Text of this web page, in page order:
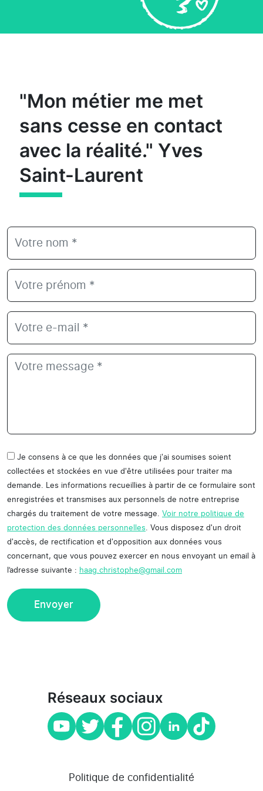
"Mon métier me met
sans cesse en contact
avec la réalité." Yves
Saint-Laurent
Je consens à ce que les données que j'ai soumises soient
collectées et stockées en vue d'être utilisées pour traiter ma
demande. Les informations recueillies à partir de ce formulaire sont
enregistrées et transmises aux personnels de notre entreprise
chargés du traitement de votre message. Voir notre politique de
protection des données personnelles. Vous disposez d'un droit
d'accès, de rectification et d'opposition aux données vous
concernant, que vous pouvez exercer en nous envoyant un email à
l’adresse suivante : haag.christophe@gmail.com
Réseaux sociaux
Politique de confidentialité